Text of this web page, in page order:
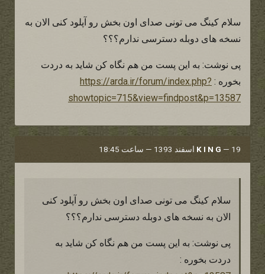
سلام کینگ می تونی صدای اون بخش رو آپلود کنی الان به
نسخه های دوبله دسترسی ندارم؟؟؟
پی نوشت: به این پست من هم نگاه کن شاید به دردت
بخوره : https://arda.ir/forum/index.php?
showtopic=715&view=findpost&p=13587
K I N G — 19 اسفند 1393 — ساعت 18:45
سلام کینگ می تونی صدای اون بخش رو آپلود کنی
الان به نسخه های دوبله دسترسی ندارم؟؟؟
پی نوشت: به این پست من هم نگاه کن شاید به
دردت بخوره :